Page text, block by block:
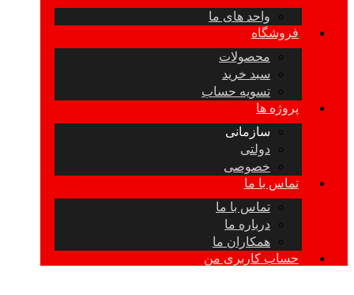
واحد های ما
فروشگاه
محصولات
سبد خرید
تسویه حساب
پروژه ها
سازمانی
دولتی
خصوصی
تماس با ما
تماس با ما
درباره ما
همکاران ما
حساب کاربری من